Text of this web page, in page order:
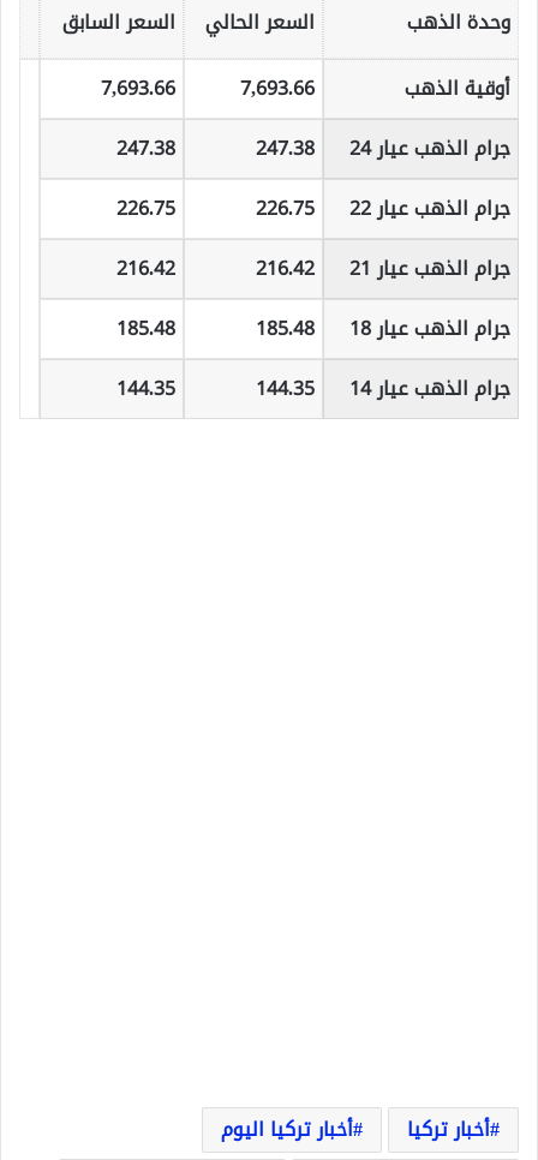
وحدة الذهب السعر الحالي
السعر السابق
أوقية الذهب
7,693.66
7,693.66
جرام الذهب عيار 24
247.38
247.38
جرام الذهب عيار 22
226.75
226.75
جرام الذهب عيار 21
216.42
216.42
جرام الذهب عيار 18
185.48
185.48
جرام الذهب عيار 14
144.35
144.35
أخبار تركيا أخبار تركيا اليوم